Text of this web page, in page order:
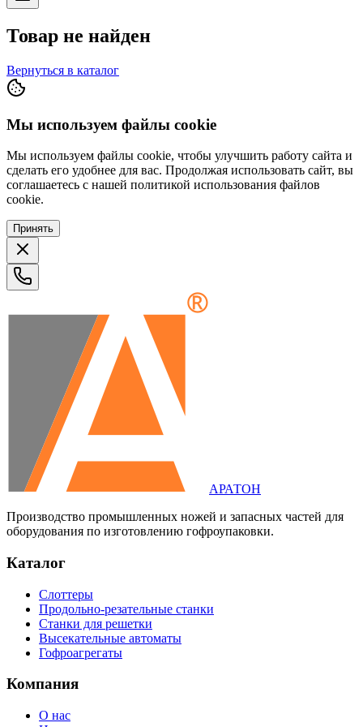
Товар не найден
Вернуться в каталог
Мы используем файлы cookie
Мы используем файлы cookie, чтобы улучшить работу сайта и
сделать его удобнее для вас. Продолжая использовать сайт, вы
соглашаетесь с нашей политикой использования файлов
cookie.
Принять
АРАТОН
Производство промышленных ножей и запасных частей для
оборудования по изготовлению гофроупаковки.
Каталог
Слоттеры
Продольно-резательные станки
Станки для решетки
Высекательные автоматы
Гофроагрегаты
Компания
О нас